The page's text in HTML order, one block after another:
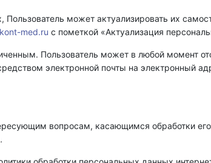
может актуализировать их
med.ru с пометкой «Актуализация
Пользователь может в любой момент
электронной почты на электронный
вопросам, касающимся обработки
.